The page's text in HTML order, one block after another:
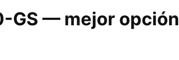
GS — mejor opción